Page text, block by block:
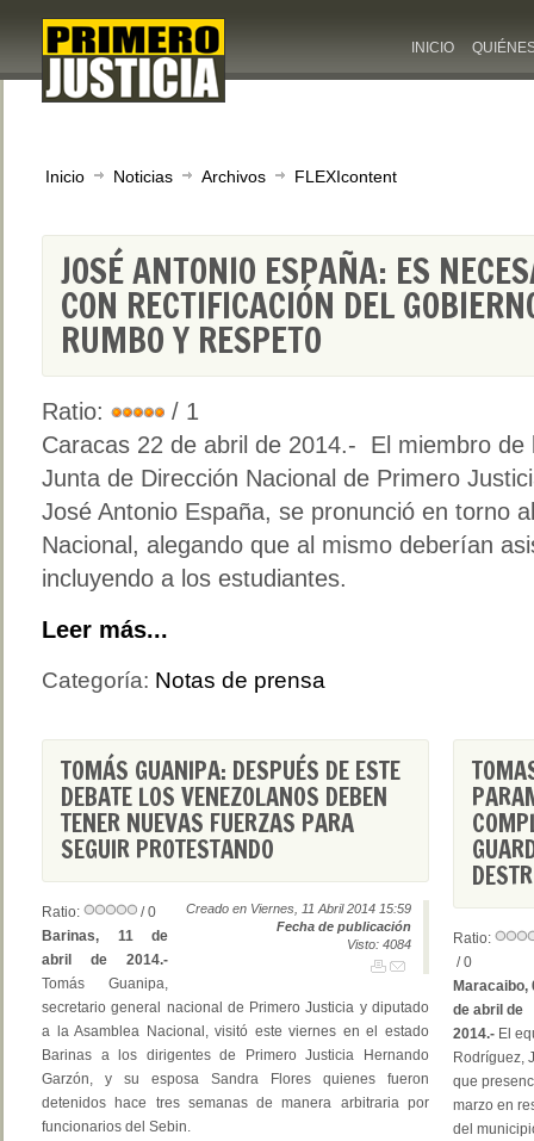
INICIO
Inicio Noticias Archivos FLEXIcontent
JOSÉ ANTONIO ESPAÑA: ES
CON RECTIFICACIÓN DEL
RUMBO Y RESPETO
Ratio:
/ 1
Caracas 22 de abril de 2014.- El miembro de
Junta de Dirección Nacional de Primero
José Antonio España, se pronunció en torno
Nacional, alegando que al mismo deberían
incluyendo a los estudiantes.
Leer más...
Categoría: Notas de prensa
TOMÁS GUANIPA: DESPUÉS DE ESTE
DEBATE LOS VENEZOLANOS DEBEN
TENER NUEVAS FUERZAS PARA
SEGUIR PROTESTANDO
Creado en Viernes, 11 Abril 2014 15:59
Fecha de publicación
Visto: 4084
Ratio:
/ 0
Barinas, 11 de
abril de 2014.-
Tomás Guanipa,
secretario general nacional de Primero Justicia y diputado
a la Asamblea Nacional, visitó este viernes en el estado
Barinas a los dirigentes de Primero Justicia Hernando
Garzón, y su esposa Sandra Flores quienes fueron
detenidos hace tres semanas de manera arbitraria por
funcionarios del Sebin.
Ratio:
/ 0
Maracaibo,
de abril de
2014.- El
Rodríguez,
que
marzo en
del